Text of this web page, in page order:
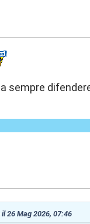
sempre
26 Mag 2026, 07:46